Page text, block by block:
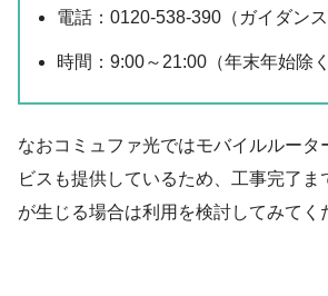
電話：0120-538-390（ガイダンス
時間：9:00～21:00（年末年始除く
なおコミュファ光ではモバイルルータ
ビスも提供しているため、工事完了ま
が生じる場合は利用を検討してみてく